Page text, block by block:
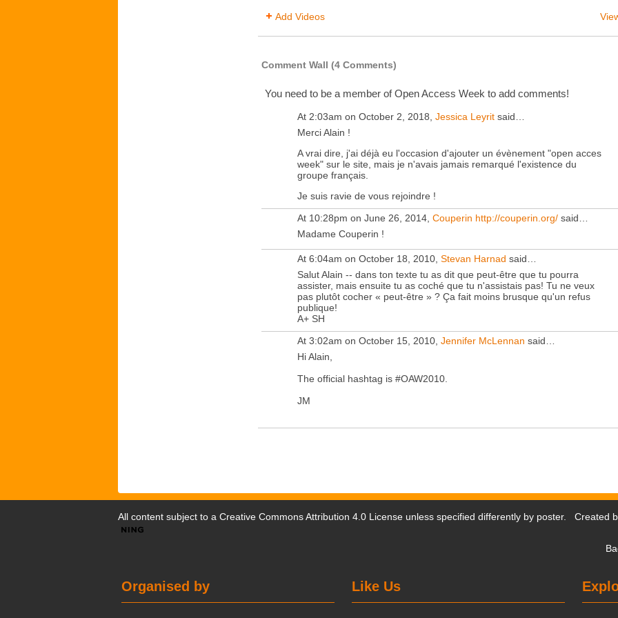
Add Videos
Comment Wall (4 Comments)
You need to be a member of Open Access Week to add comments!
At 2:03am on October 2, 2018, Jessica Leyrit said…
Merci Alain !
A vrai dire, j'ai déjà eu l'occasion d'ajouter un évènement "open acces
week" sur le site, mais je n'avais jamais remarqué l'existence du
groupe français.
Je suis ravie de vous rejoindre !
At 10:28pm on June 26, 2014, Couperin http://couperin.org/ said…
Madame Couperin !
At 6:04am on October 18, 2010, Stevan Harnad said…
Salut Alain -- dans ton texte tu as dit que peut-être que tu pourra
assister, mais ensuite tu as coché que tu n'assistais pas! Tu ne veux
pas plutôt cocher « peut-être » ? Ça fait moins brusque qu'un refus
publique!
A+ SH
At 3:02am on October 15, 2010, Jennifer McLennan said…
Hi Alain,
The official hashtag is #OAW2010.
JM
All content subject to a Creative Commons Attribution 4.0 License unless specified differently by poster. Created
Like Us
Organised by